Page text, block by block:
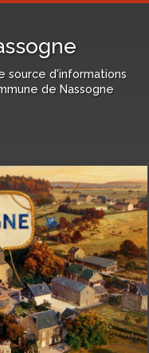
source d'informations
de Nassogne